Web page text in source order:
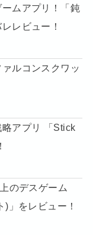
ムアプリ！「鈍
レビュー！
ルコンスクワッ
アプリ 「Stick
のデスゲーム
)」をレビュー！